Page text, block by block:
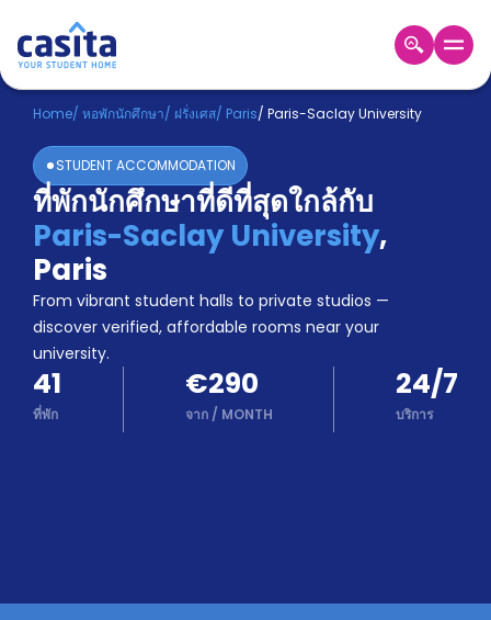
Home TH EUR
เข้าสู่
ระบบ
Booking
Accommodation
About
us
Blog
Refer
And
Earn
Become
Partner
Works
Home/ หอพักนักศึกษา/ ฝรั่งเศส/ Paris/ Paris-Saclay University
STUDENT ACCOMMODATION
ที่พักนักศึกษาที่ดีที่สุดใกล้กับ
Paris-Saclay University,
Paris
From vibrant student halls to private studios —
discover verified, affordable rooms near your
university.
41
ที่พัก
€290
จาก/ MONTH
24/7
บริการ